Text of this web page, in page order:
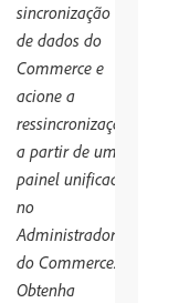
sincronização
de dados do
Commerce e
acione a
ressincronização
a partir de um
painel unificado
no
Administrador
do Commerce.
Obtenha